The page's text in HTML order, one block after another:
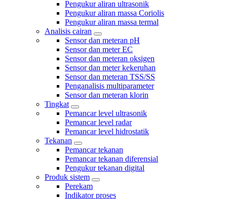
Pengukur aliran ultrasonik
Pengukur aliran massa Coriolis
Pengukur aliran massa termal
Analisis cairan
Sensor dan meteran pH
Sensor dan meter EC
Sensor dan meteran oksigen
Sensor dan meter kekeruhan
Sensor dan meteran TSS/SS
Penganalisis multiparameter
Sensor dan meteran klorin
Tingkat
Pemancar level ultrasonik
Pemancar level radar
Pemancar level hidrostatik
Tekanan
Pemancar tekanan
Pemancar tekanan diferensial
Pengukur tekanan digital
Produk sistem
Perekam
Indikator proses